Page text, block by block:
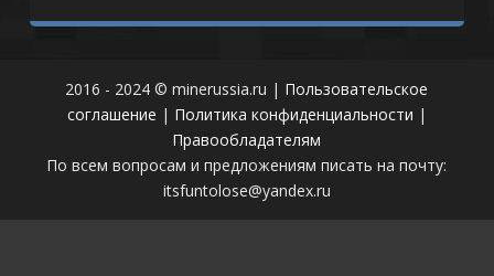
2016 - 2024 © minerussia.ru | Пользовательское
соглашение | Политика конфиденциальности |
Правообладателям
По всем вопросам и предложениям писать на почту:
itsfuntolose@yandex.ru